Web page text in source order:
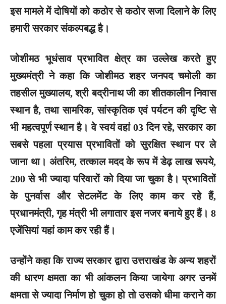
इस मामले में दोषियों को कठोर से कठोर सजा दिलाने के लिए
हमारी सरकार संकल्पबद्ध है।
जोशीमठ भूधंसाव प्रभावित क्षेत्र का उल्लेख करते हुए
मुख्यमंत्री ने कहा कि जोशीमठ शहर जनपद चमोली का
तहसील मुख्यालय, श्री बद्रीनाथ जी का शीतकालीन निवास
स्थान है, तथा सामरिक, सांस्कृतिक एवं पर्यटन की दृष्टि से
भी महत्वपूर्ण स्थान है। वे स्वयं वहां 03 दिन रहे, सरकार का
सबसे पहला प्रयास प्रभावितों को सुरक्षित स्थान पर ले
जाना था। अंतरिम, तत्काल मदद के रूप में डेढ़ लाख रूपये,
200 से भी ज्यादा परिवारों को दिया जा चुका है। प्रभावितों
के पुनर्वास और सेटलमेंट के लिए काम कर रहे हैं,
प्रधानमंत्री, गृह मंत्री भी लगातार इस नजर बनाये हुए हैं। 8
एजेंसियां यहां काम कर रही हैं।
उन्होंने कहा कि राज्य सरकार द्वारा उत्तराखंड के अन्य शहरों
की धारण क्षमता का भी आंकलन किया जायेगा अगर उनमें
क्षमता से ज्यादा निर्माण हो चुका हो तो उसको धीमा कराने का